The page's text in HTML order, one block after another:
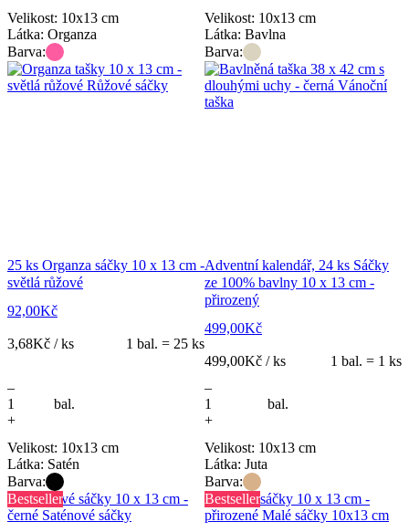
Velikost: 10x13 cm
Látka: Organza
Barva:
25 ks Organza sáčky 10 x 13 cm -
světlá růžové
92,00Kč
3,68Kč / ks 1 bal. = 25 ks
–
bal.
+
Velikost: 10x13 cm
Látka: Bavlna
Barva:
Adventní kalendář, 24 ks Sáčky
ze 100% bavlny 10 x 13 cm -
přirozený
499,00Kč
499,00Kč / ks
1 bal. = 1 ks
–
bal.
+
Velikost: 10x13 cm
Látka: Satén
Barva:
Bestseller
Velikost: 10x13 cm
Látka: Juta
Barva:
Bestseller